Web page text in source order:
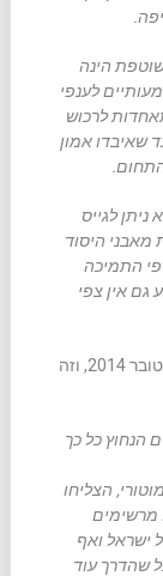
הינה
לענפי
לרכוש
שאיבדו אמון
לגייס
היסוד
התמיכה
גם אין צפי
ישראל ויליגורה מונה למנכ"ל ההתאחדות באוקטובר 2014, וזה
הנחוץ כל כך
הצליחו
מרשימים
ישראל ואף
שהדרך עוד